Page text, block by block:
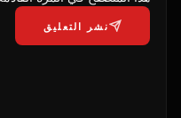
نشر التعليق